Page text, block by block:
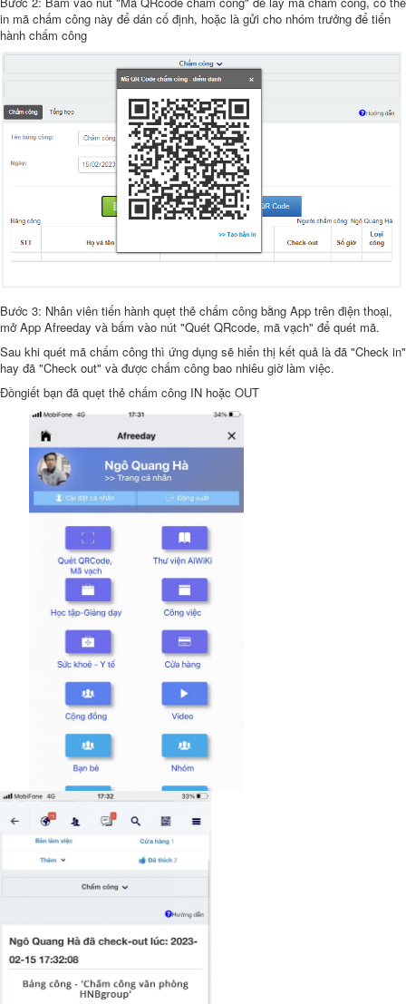
in mã chấm công này để dán cố định, hoặc là gửi cho nhóm trưởng để tiến
hành chấm công
Bước 3: Nhân viên tiến hành quẹt thẻ chấm công bằng App trên điện thoại,
mở App Afreeday và bấm vào nút "Quét QRcode, mã vạch" để quét mã.
Sau khi quét mã chấm công thì ứng dụng sẽ hiển thị kết quả là đã "Check in"
hay đã "Check out" và được chấm công bao nhiêu giờ làm việc.
Đồngiết bạn đã quẹt thẻ chấm công IN hoặc OUT